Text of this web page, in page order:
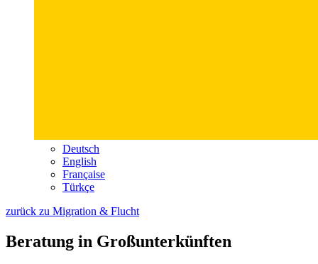
Deutsch
English
Française
Türkçe
zurück zu Migration & Flucht
Beratung in Großunterkünften